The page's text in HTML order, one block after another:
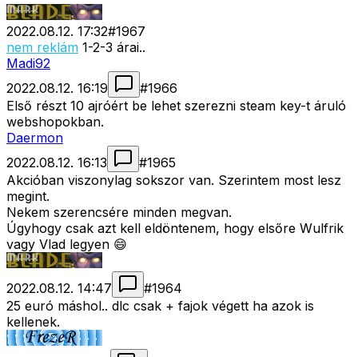
2022.08.12. 17:32#1967
nem reklám 1-2-3 árai..
Madi92
2022.08.12. 16:19
#1966
Első részt 10 ajróért be lehet szerezni steam key-t áruló
webshopokban.
Daermon
2022.08.12. 16:13
#1965
Akcióban viszonylag sokszor van. Szerintem most lesz
megint.
Nekem szerencsére minden megvan.
Úgyhogy csak azt kell eldöntenem, hogy elsőre Wulfrik
vagy Vlad legyen 😄
2022.08.12. 14:47 #1964
25 euró máshol.. dlc csak + fajok végett ha azok is
kellenek.